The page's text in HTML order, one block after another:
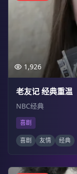
1,926
老友记 经典重温
NBC经典
喜剧
喜剧 友情 经典